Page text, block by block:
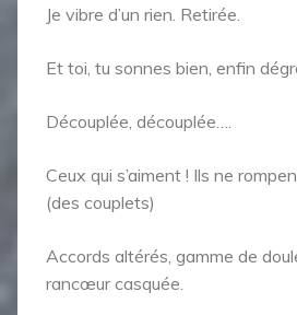
Je vibre d’un rien. Retirée.
Et toi, tu sonnes bien, enfin
Découplée, découplée….
Ceux qui s’aiment ! Ils ne
(des couplets)
Accords altérés, gamme de
rancœur casquée.